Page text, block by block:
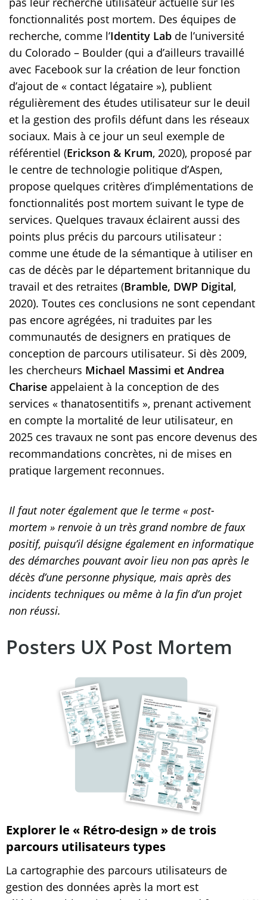
fonctionnalités post mortem. Des équipes de
recherche, comme l’Identity Lab de l’université
du Colorado – Boulder (qui a d’ailleurs travaillé
avec Facebook sur la création de leur fonction
d’ajout de « contact légataire »), publient
régulièrement des études utilisateur sur le deuil
et la gestion des profils défunt dans les réseaux
sociaux. Mais à ce jour un seul exemple de
référentiel (Erickson & Krum, 2020), proposé par
le centre de technologie politique d’Aspen,
propose quelques critères d’implémentations de
fonctionnalités post mortem suivant le type de
services. Quelques travaux éclairent aussi des
points plus précis du parcours utilisateur :
comme une étude de la sémantique à utiliser en
cas de décès par le département britannique du
travail et des retraites (Bramble, DWP Digital,
2020). Toutes ces conclusions ne sont cependant
pas encore agrégées, ni traduites par les
communautés de designers en pratiques de
conception de parcours utilisateur. Si dès 2009,
les chercheurs Michael Massimi et Andrea
Charise appelaient à la conception de des
services « thanatosentitifs », prenant activement
en compte la mortalité de leur utilisateur, en
2025 ces travaux ne sont pas encore devenus des
recommandations concrètes, ni de mises en
pratique largement reconnues.
Il faut noter également que le terme « post-
mortem » renvoie à un très grand nombre de faux
positif, puisqu’il désigne également en informatique
des démarches pouvant avoir lieu non pas après le
décès d’une personne physique, mais après des
incidents techniques ou même à la fin d’un projet
non réussi.
Posters UX Post Mortem
Explorer le « Rétro-design » de trois
parcours utilisateurs types
La cartographie des parcours utilisateurs de
gestion des données après la mort est